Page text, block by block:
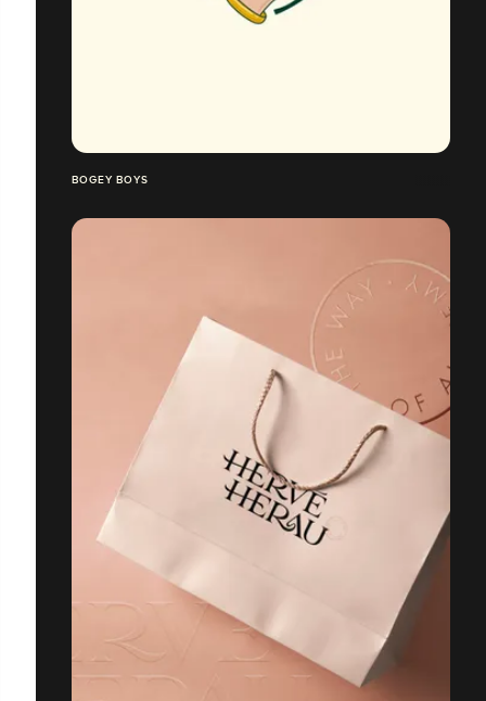
BOGEY BOYS